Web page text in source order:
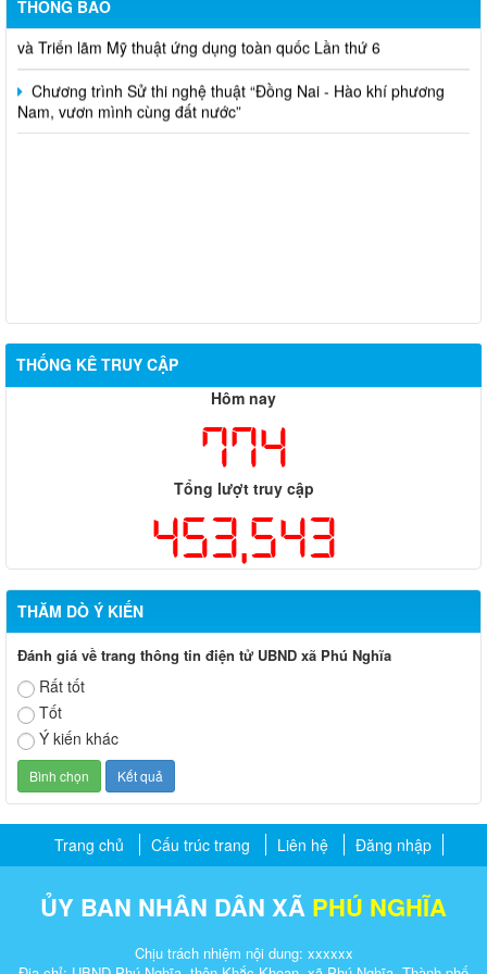
THÔNG BÁO
Thông báo gia hạn thời gian nhận tác phẩm tham dự Cuộc thi
và Triển lãm Mỹ thuật ứng dụng toàn quốc Lần thứ 6
Chương trình Sử thi nghệ thuật “Đồng Nai - Hào khí phương
Nam, vươn mình cùng đất nước”
THỐNG KÊ TRUY CẬP
Hôm nay
774
Tổng lượt truy cập
453,543
THĂM DÒ Ý KIẾN
Đánh giá về trang thông tin điện tử UBND xã Phú Nghĩa
Rất tốt
Tốt
Ý kiến khác
Trang chủ Cấu trúc trang Liên hệ Đăng nhập
ỦY BAN NHÂN DÂN XÃ PHÚ NGHĨA
Chịu trách nhiệm nội dung: xxxxxx